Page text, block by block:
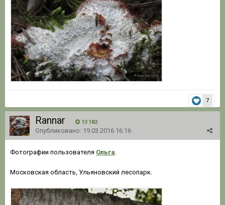
7
Rannar 13 182
Опубликовано: 19.03.2016 16:16
Фотографии пользователя Ольга
Московская область, Ульяновский лесопарк.